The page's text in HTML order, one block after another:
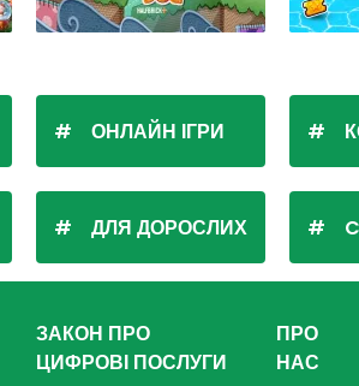
ОНЛАЙН ІГРИ
ДЛЯ ДОРОСЛИХ
ЗАКОН ПРО
ЦИФРОВІ ПОСЛУГИ
ПРО
НАС